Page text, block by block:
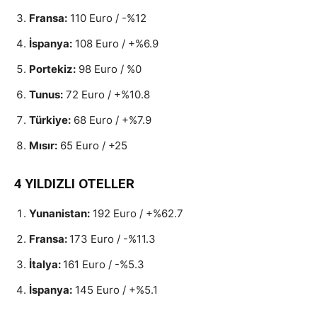
Fransa: 110 Euro / -%12
İspanya: 108 Euro / +%6.9
Portekiz: 98 Euro / %0
Tunus: 72 Euro / +%10.8
Türkiye: 68 Euro / +%7.9
Mısır: 65 Euro / +25
4 YILDIZLI OTELLER
Yunanistan: 192 Euro / +%62.7
Fransa: 173 Euro / -%11.3
İtalya: 161 Euro / -%5.3
İspanya: 145 Euro / +%5.1